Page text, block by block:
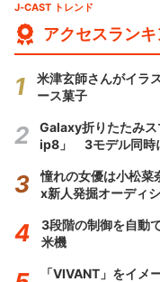
J-CAST トレンド
アクセスラン
米津玄師さんがイラ
ース菓子
Galaxy折りたたみ
ip8」 3モデル同時
憧れの女優は小松
x新人発掘オーディ
3段階の制御を自動
米機
「VIVANT」をイ